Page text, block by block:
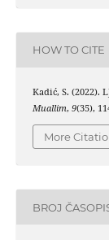
HOW TO CITE
Kadić, S. (2022).
Muallim, 9(35),
More
BROJ